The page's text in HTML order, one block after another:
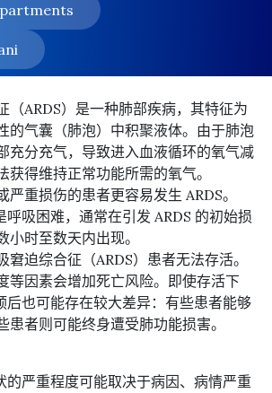
（ARDS）是一种肺部疾病，其特征为
的气囊（肺泡）中积聚液体。由于肺泡
充分充气，导致进入血液循环的氧气减
获得维持正常功能所需的氧气。
严重损伤的患者更容易发生 ARDS。
呼吸困难，通常在引发 ARDS 的初始损
时至数天内出现。
迫综合征（ARDS）患者无法存活。
等因素会增加死亡风险。即使存活下
后也可能存在较大差异：有些患者能够
患者则可能终身遭受肺功能损害。
的严重程度可能取决于病因、病情严重